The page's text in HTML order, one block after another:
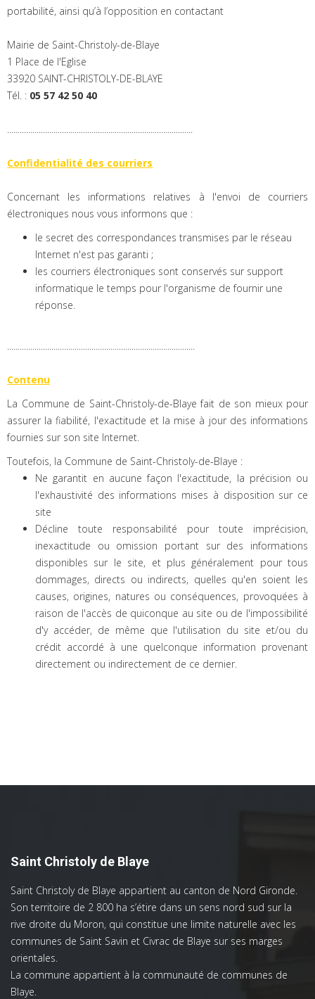
portabilité, ainsi qu’à l’opposition en contactant
Mairie de Saint-Christoly-de-Blaye
1 Place de l'Eglise
33920 SAINT-CHRISTOLY-DE-BLAYE
Tél. : 05 57 42 50 40
........................................................................................
Confidentialité des courriers
Concernant les informations relatives à l'envoi de courriers
électroniques nous vous informons que :
le secret des correspondances transmises par le réseau
Internet n'est pas garanti ;
les courriers électroniques sont conservés sur support
informatique le temps pour l'organisme de fournir une
réponse.
.........................................................................................
Contenu
La Commune de Saint-Christoly-de-Blaye fait de son mieux pour
assurer la fiabilité, l'exactitude et la mise à jour des informations
fournies sur son site Internet.
Toutefois, la Commune de Saint-Christoly-de-Blaye :
Ne garantit en aucune façon l'exactitude, la précision ou
l'exhaustivité des informations mises à disposition sur ce
site
Décline toute responsabilité pour toute imprécision,
inexactitude ou omission portant sur des informations
disponibles sur le site, et plus généralement pour tous
dommages, directs ou indirects, quelles qu'en soient les
causes, origines, natures ou conséquences, provoquées à
raison de l'accès de quiconque au site ou de l'impossibilité
d'y accéder, de même que l'utilisation du site et/ou du
crédit accordé à une quelconque information provenant
directement ou indirectement de ce dernier.
Saint Christoly de Blaye
Saint Christoly de Blaye appartient au canton de Nord Gironde.
Son territoire de 2 800 ha s’étire dans un sens nord sud sur la
rive droite du Moron, qui constitue une limite naturelle avec les
communes de Saint Savin et Civrac de Blaye sur ses marges
orientales.
La commune appartient à la communauté de communes de
Blaye.